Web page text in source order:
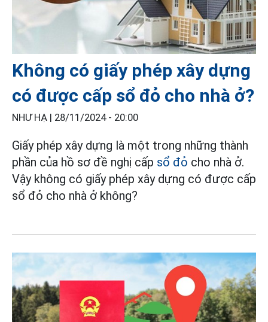
Không có giấy phép xây dựng
có được cấp sổ đỏ cho nhà ở?
NHƯ HẠ | 28/11/2024 - 20:00
Giấy phép xây dựng là một trong những thành
phần của hồ sơ đề nghị cấp sổ đỏ cho nhà ở.
Vậy không có giấy phép xây dựng có được cấp
sổ đỏ cho nhà ở không?